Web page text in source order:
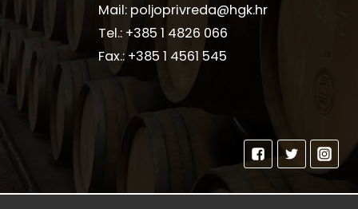
Mail: poljoprivreda@hgk.hr
Tel.: +385 1 4826 066
Fax.:+385 1 4561 545